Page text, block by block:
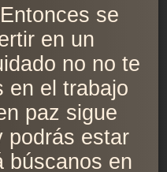
se
en un
no no te
en el trabajo
paz sigue
podrás estar
búscanos en